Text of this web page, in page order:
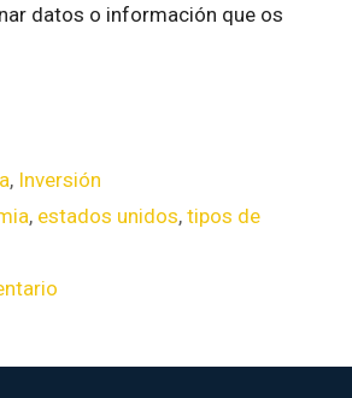
datos o información que os
, Inversión
, estados unidos,tipos de